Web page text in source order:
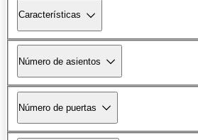
Características
Número de asientos
Número de puertas